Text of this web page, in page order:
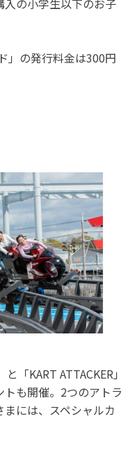
の小学生以下のお子
」の発行料金は300円
「KART ATTACKER」
も開催。2つのアトラ
には、スペシャルカ